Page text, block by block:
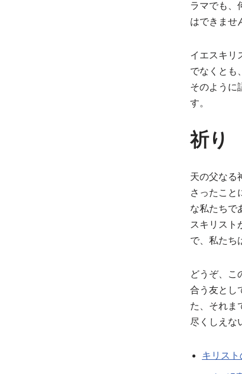
ラマでも、
はできませ
イエスキリ
でなくとも
そのように
す。
祈り
天の父なる
さったこと
な私たちで
スキリスト
で、私たち
どうぞ、こ
合う友とし
た、それま
尽くしえな
キリス